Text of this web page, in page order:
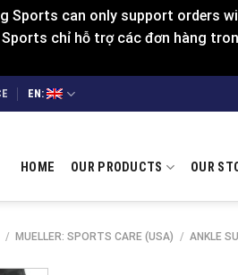
Sports can only support orders
Sports chỉ hỗ trợ các đơn hàng
EN:
HOME OUR PRODUCTS OUR
/ MUELLER: SPORTS CARE (USA) / ANKLE